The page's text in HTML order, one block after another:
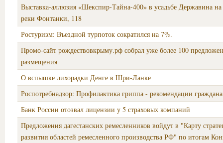
Выставка-аллюзия «Шекспир-Тайна-400» в усадьбе Державина
реки Фонтанки, 118
Ростуризм: Въездной турпоток сократился на 7%.
Промо-сайт рождествовкрыму.рф собрал уже более 100
размещения
О вспышке лихорадки Денге в Шри-Ланке
Роспотребнадзор: Профилактика гриппа - рекомендации
Банк России отозвал лицензии у 5 страховых компаний
Предложения дагестанских ремесленников войдут в "Карту
развития областей ремесленного производства РФ" по итогам